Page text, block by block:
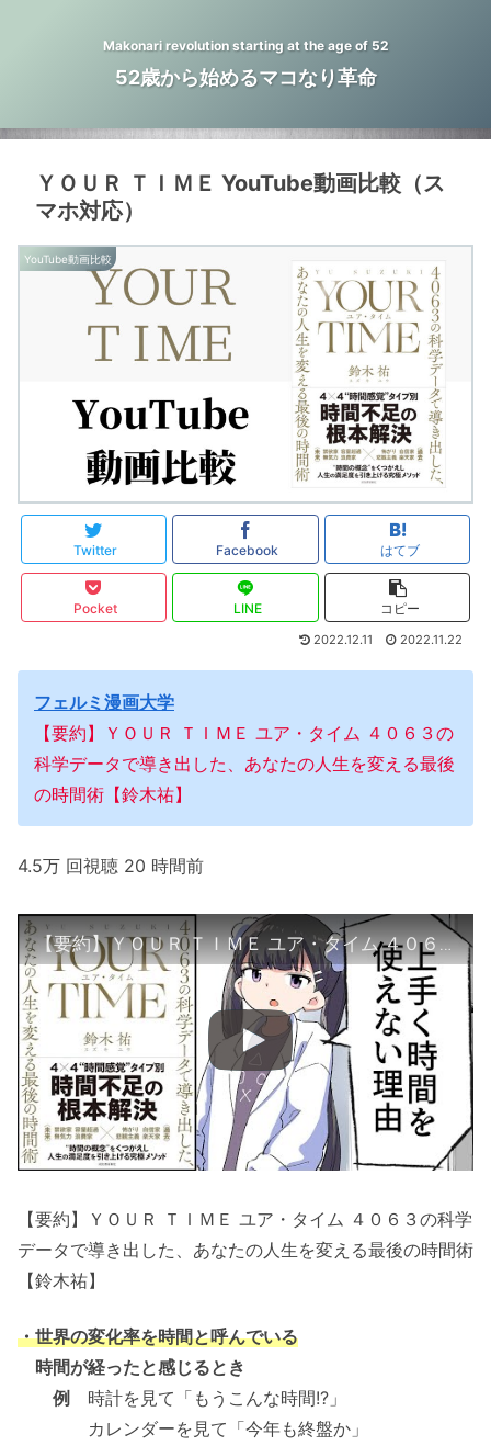
Makonari revolution starting at the age of 52
52歳から始めるマコなり革命
ＹＯＵＲ ＴＩＭＥ YouTube動画比較（ス
マホ対応）
YouTube動画比較
Twitter Facebook はてブ
Pocket LINE コピー
2022.12.11 2022.11.22
フェルミ漫画大学
【要約】ＹＯＵＲ ＴＩＭＥ ユア・タイム ４０６３の
科学データで導き出した、あなたの人生を変える最後
の時間術【鈴木祐】
4.5万 回視聴 20 時間前
【要約】ＹＯＵＲ ＴＩＭＥ ユア・タイム ４０６３の科学データで導き出した、あなたの人生を変える最後の時間術【鈴木祐】
【要約】ＹＯＵＲ ＴＩＭＥ ユア・タイム ４０６３の科学
データで導き出した、あなたの人生を変える最後の時間術
【鈴木祐】
・世界の変化率を時間と呼んでいる
時間が経ったと感じるとき
例 時計を見て「もうこんな時間!?」
カレンダーを見て「今年も終盤か」